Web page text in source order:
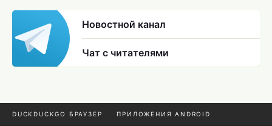
Новостной канал
Чат с читателями
DUCKDUCKGO БРАУЗЕР ПРИЛОЖЕНИЯ ANDROID